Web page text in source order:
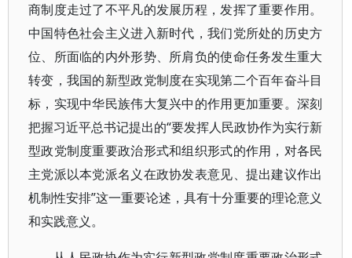
商制度走过了不平凡的发展历程，发挥了重要作用。
中国特色社会主义进入新时代，我们党所处的历史方
位、所面临的内外形势、所肩负的使命任务发生重大
转变，我国的新型政党制度在实现第二个百年奋斗目
标，实现中华民族伟大复兴中的作用更加重要。深刻
把握习近平总书记提出的“要发挥人民政协作为实行新
型政党制度重要政治形式和组织形式的作用，对各民
主党派以本党派名义在政协发表意见、提出建议作出
机制性安排”这一重要论述，具有十分重要的理论意义
和实践意义。